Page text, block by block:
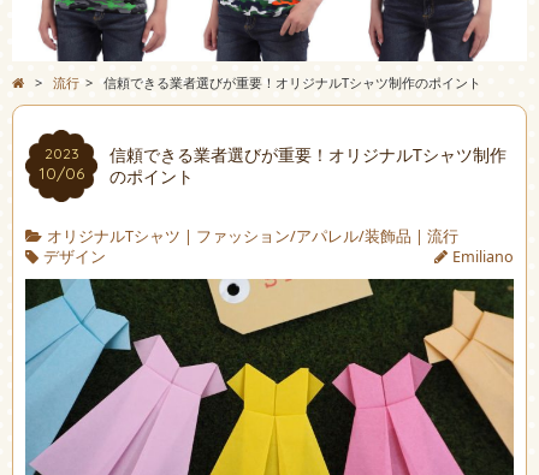
> 流行 > 信頼できる業者選びが重要！オリジナルTシャツ制作のポイント
2023
10/06
信頼できる業者選びが重要！オリジナルTシャツ制作
のポイント
オリジナルTシャツ | ファッション/アパレル/装飾品 | 流行
デザイン
Emiliano